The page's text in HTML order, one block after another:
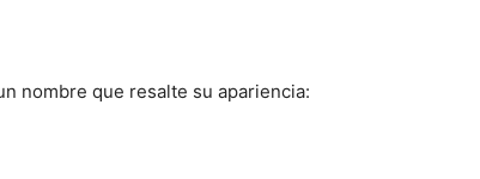
nombre que resalte su apariencia: